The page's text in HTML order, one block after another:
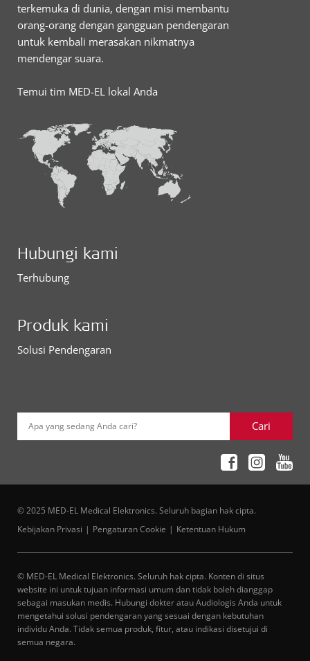
terkemuka di dunia, dengan misi membantu
orang-orang dengan gangguan pendengaran
untuk kembali merasakan nikmatnya
mendengar suara.
Temui tim MED-EL lokal Anda
Hubungi kami
Terhubung
Produk kami
Solusi Pendengaran
Apa yang sedang Anda cari? Cari
© 2025 MED-EL Medical Elektronics. Seluruh bagian hak cipta.
Kebijakan Privasi
Pengaturan Cookie Ketentuan Hukum
© MED-EL Medical Elektronics. Seluruh hak cipta. Konten di situs
website ini untuk tujuan informasi umum dan tidak boleh dianggap
sebagai masukan medis. Hubungi dokter atau Audiologis Anda untuk
mengetahui solusi pendengaran yang sesuai dengan kebutuhan
individu Anda. Tidak semua produk, fitur, atau indikasi disetujui di
semua negara.